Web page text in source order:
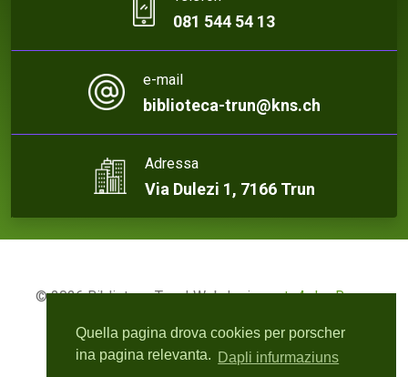
Quella pagina drova cookies per porscher
ina pagina relevanta. Dapli infurmaziuns
081 544 54 13
e-mail
biblioteca-trun@kns.ch
Adressa
Via Dulezi 1, 7166 Trun
© 2026 Biblioteca Trun | Webdesign:rute4.ch - Roger